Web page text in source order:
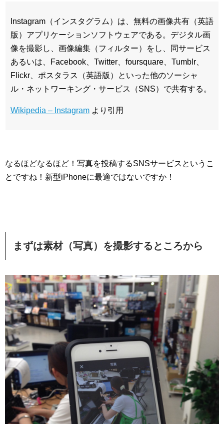
Instagram（インスタグラム）は、無料の画像共有（英語
版）アプリケーションソフトウェアである。デジタル画
像を撮影し、画像編集（フィルター）をし、同サービス
あるいは、Facebook、Twitter、foursquare、Tumblr、
Flickr、ポスタラス（英語版）といった他のソーシャ
ル・ネットワーキング・サービス（SNS）で共有する。
Wikipedia – Instagram より引用
なるほどなるほど！写真を投稿するSNSサービスというこ
とですね！新型iPhoneに最適ではないですか！
まずは素材（写真）を撮影するところから